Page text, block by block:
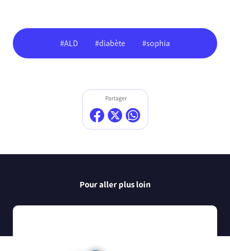
#ALD #diabète #sophia
Partager
Pour aller plus loin